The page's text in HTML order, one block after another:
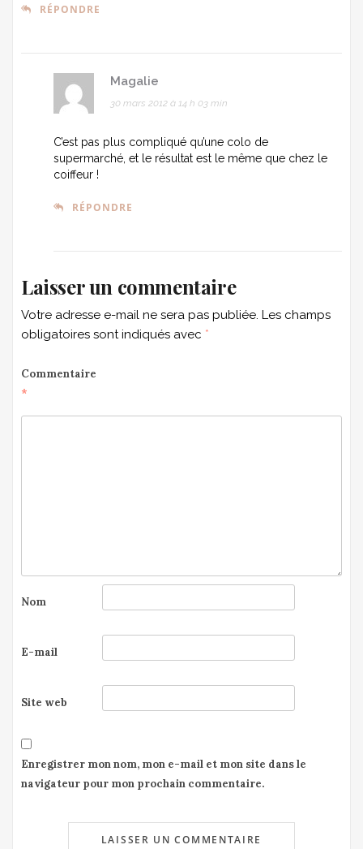
RÉPONDRE
Magalie
30 mars 2012 à 14 h 03 min
C’est pas plus compliqué qu’une colo de
supermarché, et le résultat est le même que chez le
coiffeur !
RÉPONDRE
Laisser un commentaire
Votre adresse e-mail ne sera pas publiée. Les champs
obligatoires sont indiqués avec *
Commentaire
*
Nom
E-mail
Site web
Enregistrer mon nom, mon e-mail et mon site dans le
navigateur pour mon prochain commentaire.